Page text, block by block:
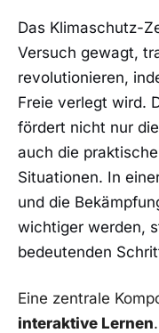
Das Klimaschutz-
Versuch gewagt,
revolutionieren,‍
Freie verlegt wird.
fördert nicht nur
auch die
Situationen. In
und die
⁢wichtiger ‌werden,
bedeutenden
Eine zentrale
interaktive ⁣Lernen